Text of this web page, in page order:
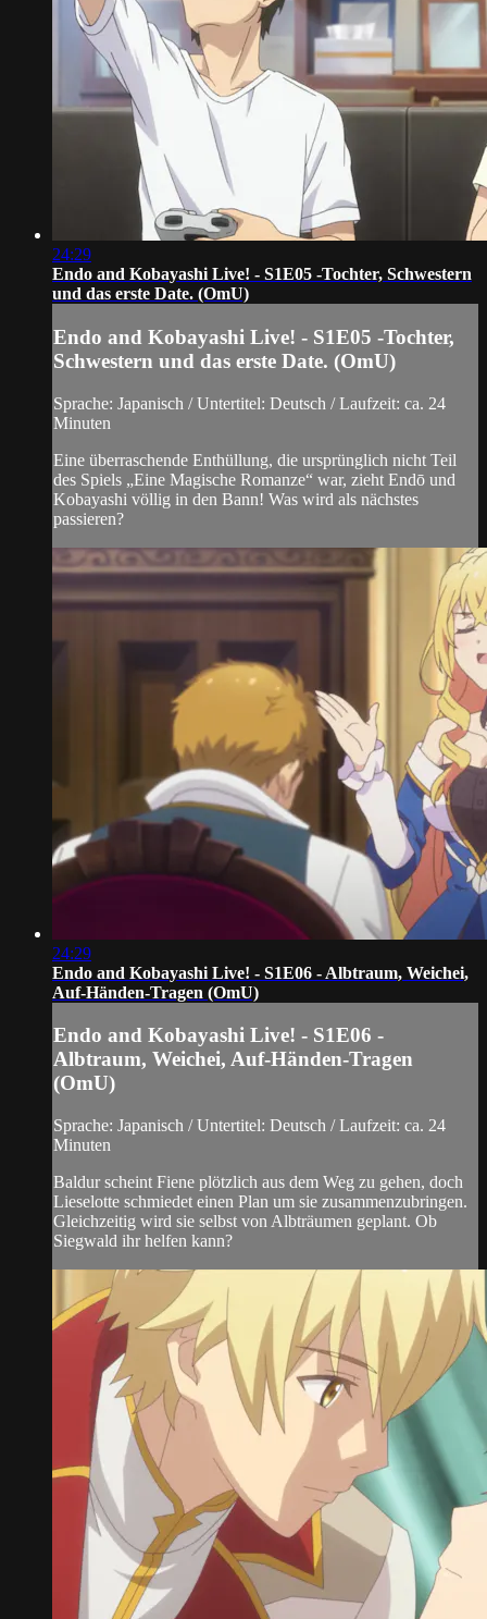
24:29
Endo and Kobayashi Live! - S1E05 -Tochter, Schwestern
und das erste Date. (OmU)
Endo and Kobayashi Live! - S1E05 -Tochter,
Schwestern und das erste Date. (OmU)
Sprache: Japanisch / Untertitel: Deutsch / Laufzeit: ca. 24
Minuten
Eine überraschende Enthüllung, die ursprünglich nicht Teil
des Spiels „Eine Magische Romanze“ war, zieht Endō und
Kobayashi völlig in den Bann! Was wird als nächstes
passieren?
24:29
Endo and Kobayashi Live! - S1E06 - Albtraum, Weichei,
Auf-Händen-Tragen (OmU)
Endo and Kobayashi Live! - S1E06 -
Albtraum, Weichei, Auf-Händen-Tragen
(OmU)
Sprache: Japanisch / Untertitel: Deutsch / Laufzeit: ca. 24
Minuten
Baldur scheint Fiene plötzlich aus dem Weg zu gehen, doch
Lieselotte schmiedet einen Plan um sie zusammenzubringen.
Gleichzeitig wird sie selbst von Albträumen geplant. Ob
Siegwald ihr helfen kann?